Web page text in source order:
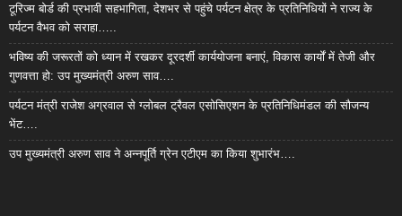
टूरिज्म बोर्ड की प्रभावी सहभागिता, देशभर से पहुंचे पर्यटन क्षेत्र के प्रतिनिधियों ने राज्य के
पर्यटन वैभव को सराहा…..
भविष्य की जरूरतों को ध्यान में रखकर दूरदर्शी कार्ययोजना बनाएं, विकास कार्यों में तेजी और
गुणवत्ता हो: उप मुख्यमंत्री अरुण साव….
पर्यटन मंत्री राजेश अग्रवाल से ग्लोबल ट्रैवल एसोसिएशन के प्रतिनिधिमंडल की सौजन्य
भेंट….
उप मुख्यमंत्री अरुण साव ने अन्नपूर्ति ग्रेन एटीएम का किया शुभारंभ….